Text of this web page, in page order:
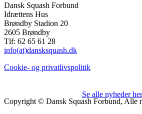
Dansk Squash Forbund
Idrættens Hus
Brøndby Stadion 20
2605 Brøndby
Tlf: 62 65 61 28
info(at)dansksquash.dk
Cookie- og privatlivspolitik
Se alle nyheder her
Copyright © Dansk Squash Forbund, Alle